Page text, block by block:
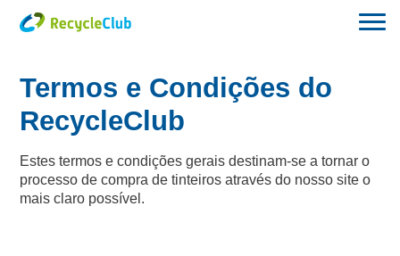
Termos e Condições do
RecycleClub
Estes termos e condições gerais destinam-se a tornar o
processo de compra de tinteiros através do nosso site o
mais claro possível.